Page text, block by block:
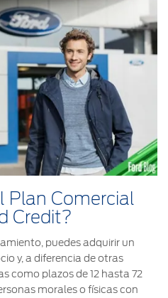
Plan Comercial
Credit?
puedes adquirir un
y, a diferencia de otras
como plazos de 12 hasta 72
morales o físicas con